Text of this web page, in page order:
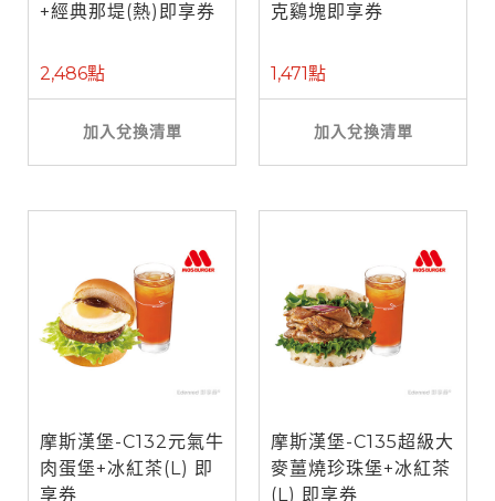
+經典那堤(熱)即享券
2,486點
加入兌換清單
克鷄塊即享券
1,471點
加入兌換清單
摩斯漢堡-C132元氣牛
肉蛋堡+冰紅茶(L) 即
享券
摩斯漢堡-C135超級大
麥薑燒珍珠堡+冰紅茶
(L) 即享券